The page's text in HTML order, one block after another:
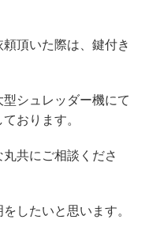
頂いた際は、鍵付き
シュレッダー機にて
おります。
共にご相談くださ
したいと思います。